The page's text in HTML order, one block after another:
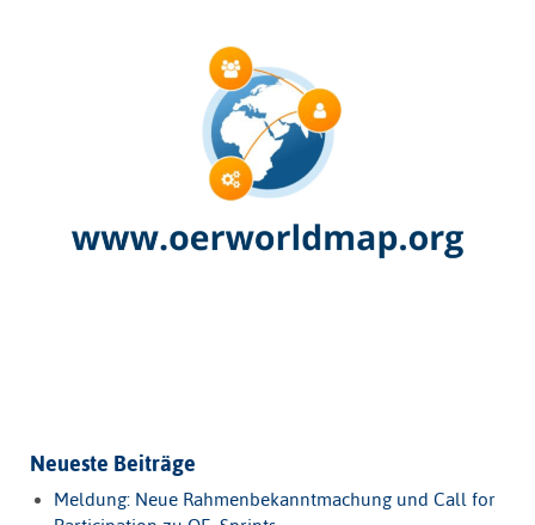
Neueste Beiträge
Meldung: Neue Rahmenbekanntmachung und Call for